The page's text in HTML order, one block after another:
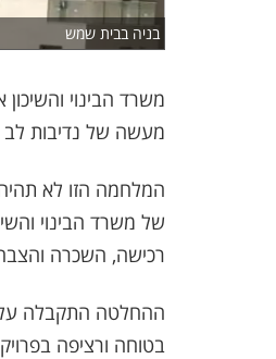
בניה בבית שמש
משרד הבינוי
מעשה של נדיבות לב
המלחמה הזו לא
רכישה, השכרה
ההחלטה התקבלה
בטוחה ורציפה